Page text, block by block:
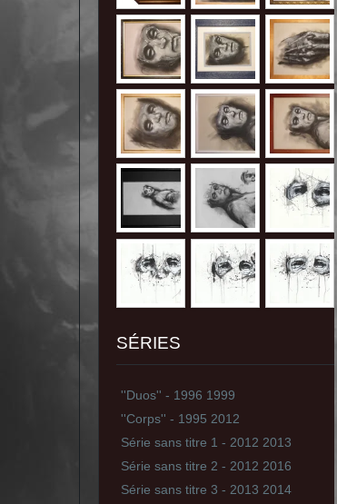
SÉRIES
''Duos'' - 1996 1999
''Corps'' - 1995 2012
Série sans titre 1 - 2012 2013
Série sans titre 2 - 2012 2016
Série sans titre 3 - 2013 2014